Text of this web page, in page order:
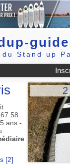
guide
Stand up
2
58
ans -
[2]